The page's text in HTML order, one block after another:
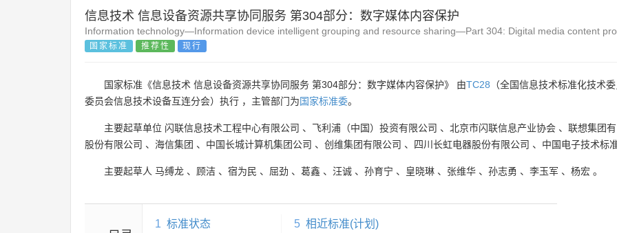
信息技术 信息设备资源共享协同服务 第304部分：数字媒体内容保护
Information technology—Information device intelligent grouping and resource sharing—Part 304: Digital media content
国家标准 推荐性 现行
国家标准《信息技术 信息设备资源共享协同服务 第304部分：数字媒体内容保护》 由TC28 （全国信息技术标准化技术
委员会信息技术设备互连分会）执行 ，主管部门为国家标准委。
主要起草单位 闪联信息技术工程中心有限公司 、 飞利浦（中国）投资有限公司 、 北京市闪联信息产业协会 、 联想集团
股份有限公司 、 海信集团 、 中国长城计算机集团公司 、 创维集团有限公司 、 四川长虹电器股份有限公司 、 中国电子技术标
主要起草人 马缚龙 、 顾洁 、 宿为民 、 屈劲 、 葛鑫 、 汪诚 、 孙育宁 、 皇晓琳 、 张维华 、 孙志勇 、 李玉军 、 杨宏 。
1 标准状态
5 相近标准(计划)